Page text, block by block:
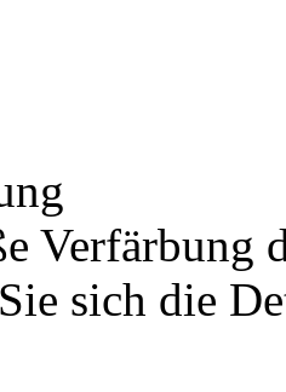
Verfärbung
sich die